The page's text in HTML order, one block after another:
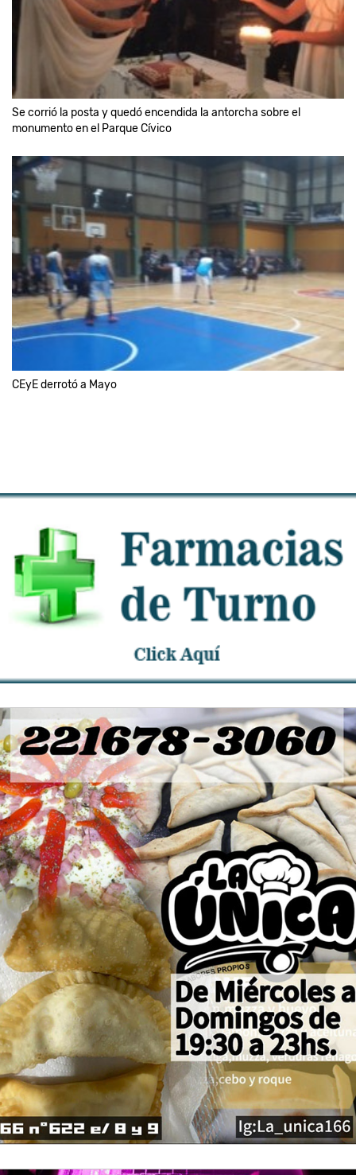
Se corrió la posta y quedó encendida la antorcha sobre el
monumento en el Parque Cívico
CEyE derrotó a Mayo